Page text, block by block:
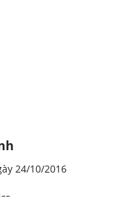
24/10/2016